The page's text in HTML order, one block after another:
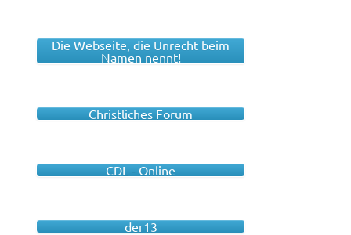
Die Webseite, die Unrecht beim
Namen nennt!
Christliches Forum
CDL - Online
der13